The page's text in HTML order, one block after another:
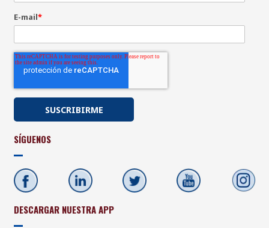
E-mail*
SÍGUENOS
DESCARGAR NUESTRA APP